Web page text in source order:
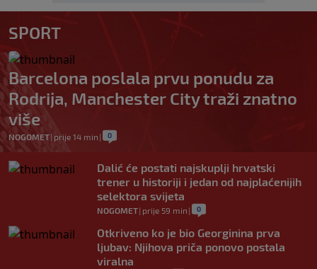
SPORT
Barcelona poslala prvu ponudu za
Rodrija, Manchester City traži znatno
više
NOGOMET| prije 14 min | 0
Dalić će postati najskuplji hrvatski
trener u historiji i jedan od najplaćenijih
selektora svijeta
NOGOMET| prije 59 min | 0
Otkriveno ko je bio Georginina prva
ljubav: Njihova priča ponovo postala
viralna